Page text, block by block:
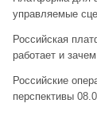
управляемые
Российская
работает и
Российские
перспективы